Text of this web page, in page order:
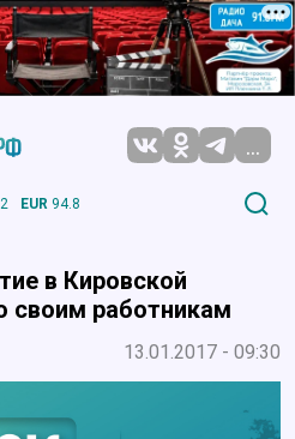
...
EUR 94.8
в Кировской
своим работникам
13.01.2017 - 09:30